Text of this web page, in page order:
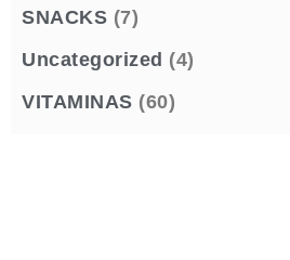
SNACKS (7)
Uncategorized (4)
VITAMINAS (60)